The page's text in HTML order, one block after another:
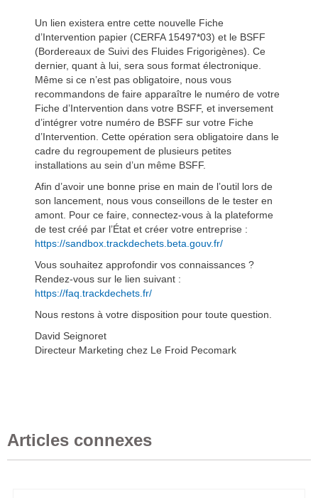
Un lien existera entre cette nouvelle Fiche
d’Intervention papier (CERFA 15497*03) et le BSFF
(Bordereaux de Suivi des Fluides Frigorigènes). Ce
dernier, quant à lui, sera sous format électronique.
Même si ce n’est pas obligatoire, nous vous
recommandons de faire apparaître le numéro de votre
Fiche d’Intervention dans votre BSFF, et inversement
d’intégrer votre numéro de BSFF sur votre Fiche
d’Intervention. Cette opération sera obligatoire dans le
cadre du regroupement de plusieurs petites
installations au sein d’un même BSFF.
Afin d’avoir une bonne prise en main de l’outil lors de
son lancement, nous vous conseillons de le tester en
amont. Pour ce faire, connectez-vous à la plateforme
de test créé par l’État et créer votre entreprise :
https://sandbox.trackdechets.beta.gouv.fr/
Vous souhaitez approfondir vos connaissances ?
Rendez-vous sur le lien suivant :
https://faq.trackdechets.fr/
Nous restons à votre disposition pour toute question.
David Seignoret
Directeur Marketing chez Le Froid Pecomark
Articles connexes